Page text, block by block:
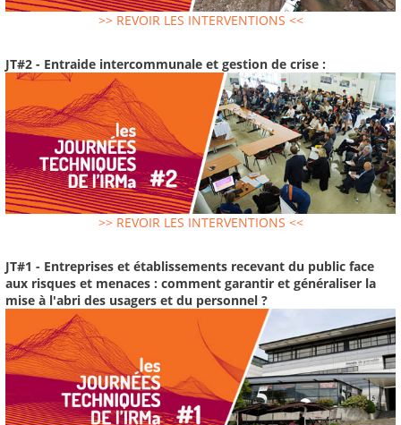
>> REVOIR LES INTERVENTIONS <<
JT#2 - Entraide intercommunale et gestion de crise :
>> REVOIR LES INTERVENTIONS <<
JT#1 - Entreprises et établissements recevant du public face
aux risques et menaces : comment garantir et généraliser la
mise à l'abri des usagers et du personnel ?